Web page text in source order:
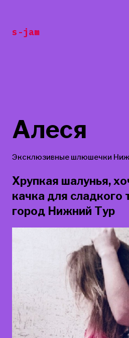
содержанию
s-jam
Алеся
Эксклюзивные шлюшечки
Хрупкая шалунья,
качка для сладкого
город Нижний Тур